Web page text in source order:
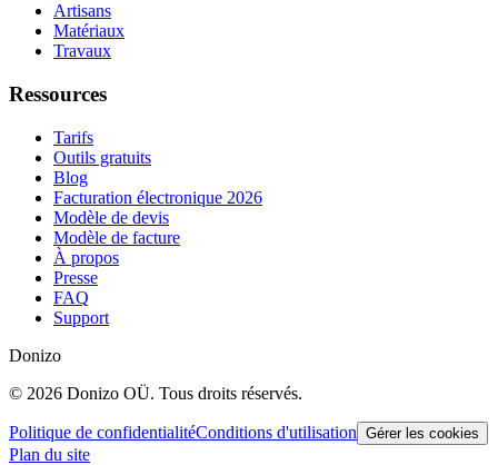
Artisans
Matériaux
Travaux
Ressources
Tarifs
Outils gratuits
Blog
Facturation électronique 2026
Modèle de devis
Modèle de facture
À propos
Presse
FAQ
Support
Donizo
© 2026 Donizo OÜ. Tous droits réservés.
Politique de confidentialitéConditions d'utilisation Gérer les cookies
Plan du site